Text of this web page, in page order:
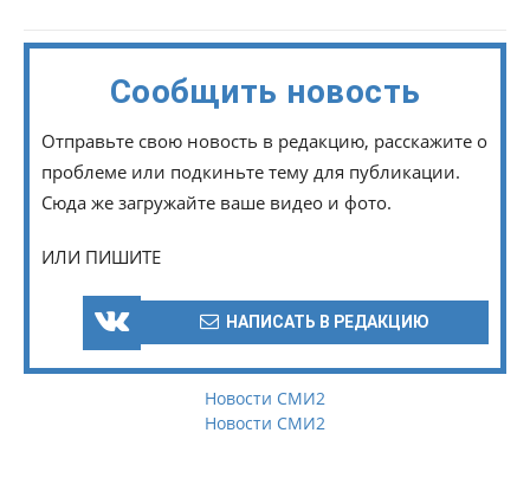
Сообщить новость
Отправьте свою новость в редакцию, расскажите о
проблеме или подкиньте тему для публикации.
Сюда же загружайте ваше видео и фото.
ИЛИ ПИШИТЕ
НАПИСАТЬ В РЕДАКЦИЮ
Новости СМИ2
Новости СМИ2